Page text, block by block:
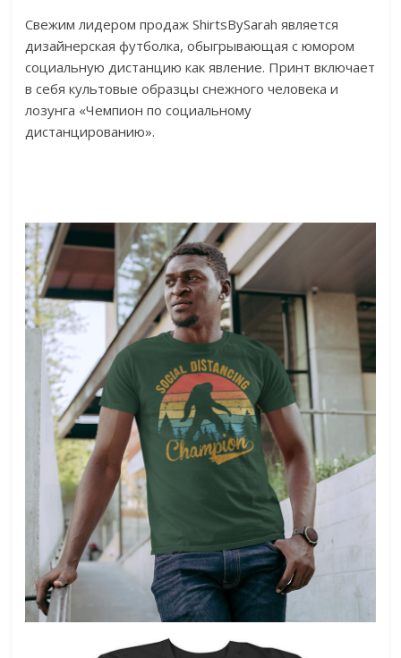
Свежим лидером продаж ShirtsBySarah является
дизайнерская футболка, обыгрывающая с юмором
социальную дистанцию как явление. Принт включает
в себя культовые образцы снежного человека и
лозунга «Чемпион по социальному
дистанцированию».